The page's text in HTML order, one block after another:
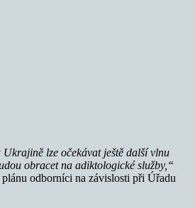
Ukrajině lze očekávat ještě další vlnu
obracet na adiktologické služby,“
odborníci na závislosti při Úřadu